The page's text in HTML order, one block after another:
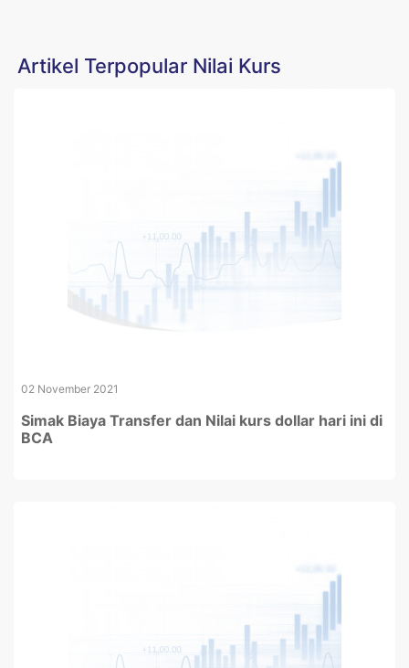
Artikel Terpopular Nilai Kurs
02 November 2021
Simak Biaya Transfer dan Nilai kurs dollar hari ini di
BCA